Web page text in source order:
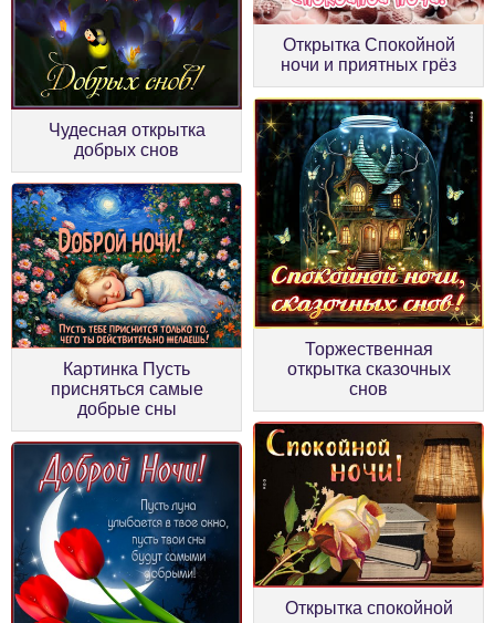
Чудесная открытка
добрых снов
Открытка Спокойной
ночи и приятных грёз
Картинка Пусть
присняться самые
добрые сны
Торжественная
открытка сказочных
снов
Открытка спокойной